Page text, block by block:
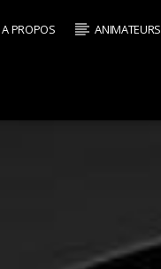
A PROPOS ANIMATEURS